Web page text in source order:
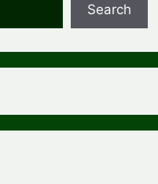
Search